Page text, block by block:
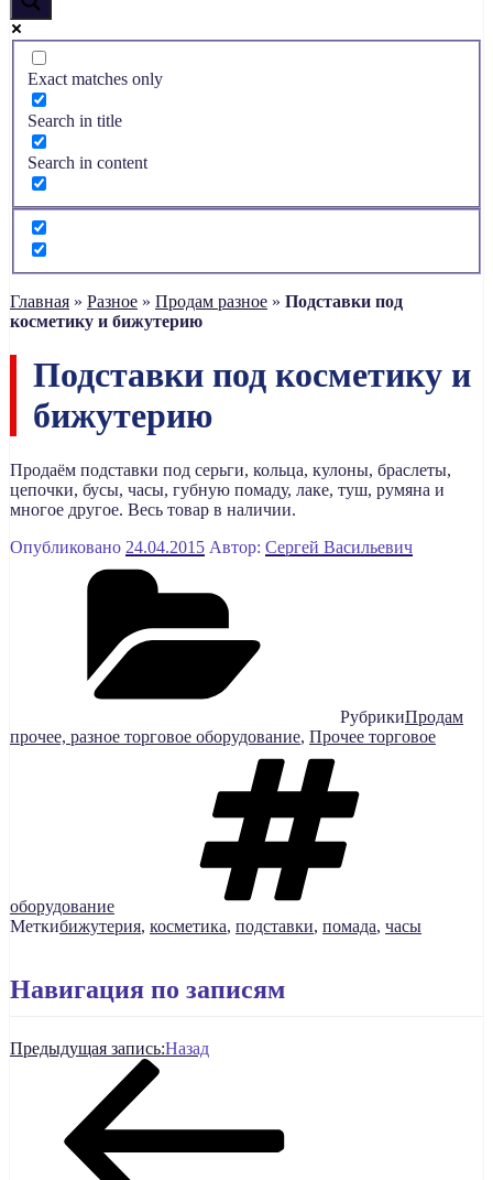
Exact matches only
Search in title
Search in content
Главная » Разное » Продам разное » Подставки под
косметику и бижутерию
Подставки под косметику и
бижутерию
Продаём подставки под серьги, кольца, кулоны, браслеты,
цепочки, бусы, часы, губную помаду, лаке, туш, румяна и
многое другое. Весь товар в наличии.
Опубликовано 24.04.2015 Автор: Сергей Васильевич
РубрикиПродам
прочее, разное торговое оборудование, Прочее торговое
оборудование
Меткибижутерия, косметика, подставки, помада, часы
Навигация по записям
Предыдущая запись:Назад